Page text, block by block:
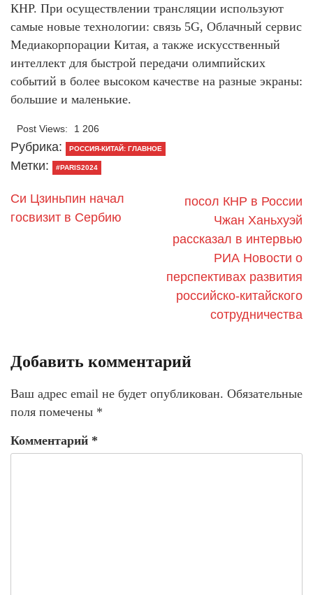
КНР. При осуществлении трансляции используют
самые новые технологии: связь 5G, Облачный сервис
Медиакорпорации Китая, а также искусственный
интеллект для быстрой передачи олимпийских
событий в более высоком качестве на разные экраны:
большие и маленькие.
Post Views: 1 206
Рубрика: РОССИЯ-КИТАЙ: ГЛАВНОЕ
Метки: #PARIS2024
Си Цзиньпин начал
госвизит в Сербию
посол КНР в России
Чжан Ханьхуэй
рассказал в интервью
РИА Новости о
перспективах развития
российско-китайского
сотрудничества
Добавить комментарий
Ваш адрес email не будет опубликован. Обязательные
поля помечены *
Комментарий *